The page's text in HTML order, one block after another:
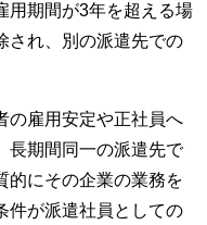
用期間が3年を超える場
され、別の派遣先での
の雇用安定や正社員へ
長期間同一の派遣先で
的にその企業の業務を
件が派遣社員としての